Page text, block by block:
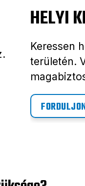
HELYI
Keressen
területén.